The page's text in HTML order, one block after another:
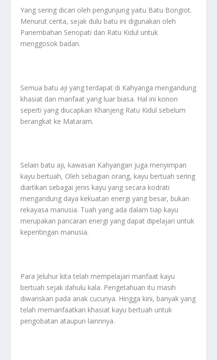
Yang sering dicari oleh pengunjung yaitu Batu Bongiot.
Menurut cerita, sejak dulu batu ini digunakan oleh
Panembahan Senopati dan Ratu Kidul untuk
menggosok badan.
Semua batu aji yang terdapat di Kahyanga mengandung
khasiat dan manfaat yang luar biasa. Hal ini konon
seperti yang diucapkan Khanjeng Ratu Kidul sebelum
berangkat ke Mataram.
Selain batu aji, kawasan Kahyangan juga menyimpan
kayu bertuah, Oleh sebagian orang, kayu bertuah sering
diartikan sebagai jenis kayu yang secara kodrati
mengandung daya kekuatan energi yang besar, bukan
rekayasa manusia. Tuah yang ada dalam tiap kayu
merupakan pancaran energi yang dapat dipelajari untuk
kepentingan manusia.
Para Jeluhur kita telah mempelajari manfaat kayu
bertuah sejak dahulu kala. Pengetahuan itu masih
diwariskan pada anak cucunya. Hingga kini, banyak yang
telah memanfaatkan khasiat kayu bertuah untuk
pengobatan ataupun lainnnya.